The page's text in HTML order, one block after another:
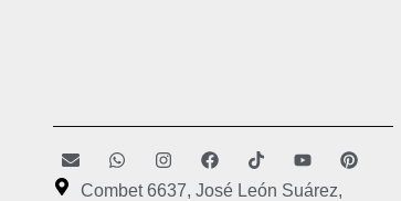
Combet 6637, José León Suárez,